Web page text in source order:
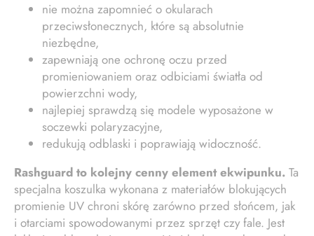
nie można zapomnieć o okularach
przeciwsłonecznych, które są absolutnie
niezbędne,
zapewniają one ochronę oczu przed
promieniowaniem oraz odbiciami światła od
powierzchni wody,
najlepiej sprawdzą się modele wyposażone w
soczewki polaryzacyjne,
redukują odblaski i poprawiają widoczność.
Rashguard to kolejny cenny element ekwipunku. Ta
specjalna koszulka wykonana z materiałów blokujących
promienie UV chroni skórę zarówno przed słońcem, jak
i otarciami spowodowanymi przez sprzęt czy fale. Jest